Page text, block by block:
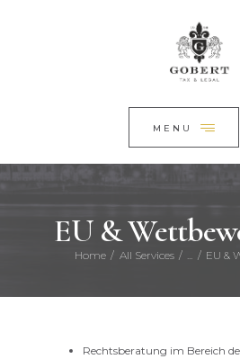
MENU
EU &
Home All Services ... EU &
ALLE ARTIKEL
KONTAKT
Rechtsberatung im Bereich